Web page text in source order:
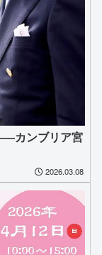
カンブリア宮
2026.03.08